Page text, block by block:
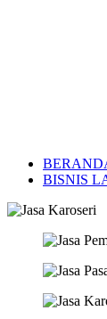
BISNIS